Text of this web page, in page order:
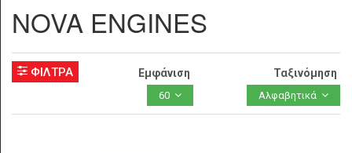
NOVA ENGINES
ΦΙΛΤΡΑ Εμφάνιση
60
Ταξινόμηση
Αλφαβητικά